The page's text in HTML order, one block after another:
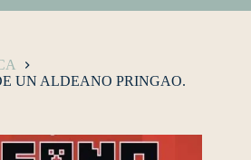
UN ALDEANO PRINGAO.